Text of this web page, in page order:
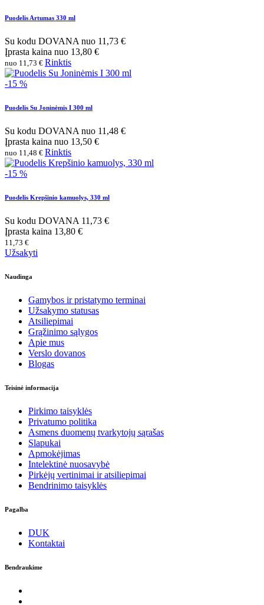
Puodelis Artumas 330 ml
Su kodu DOVANA nuo 11,73 €
Įprasta kaina nuo 13,80 €
nuo 11,73 € Rinktis
-15 %
Puodelis Su Joninėmis I 300 ml
Su kodu DOVANA nuo 11,48 €
Įprasta kaina nuo 13,50 €
nuo 11,48 € Rinktis
-15 %
Puodelis Krepšinio kamuolys, 330 ml
Su kodu DOVANA 11,73 €
Įprasta kaina 13,80 €
11,73 €
Užsakyti
Naudinga
Gamybos ir pristatymo terminai
Užsakymo statusas
Atsiliepimai
Grąžinimo sąlygos
Apie mus
Verslo dovanos
Blogas
Teisinė informacija
Pirkimo taisyklės
Privatumo politika
Asmens duomenų tvarkytojų sąrašas
Slapukai
Apmokėjimas
Intelektinė nuosavybė
Pirkėjų vertinimai ir atsiliepimai
Bendrinimo taisyklės
Pagalba
DUK
Kontaktai
Bendraukime